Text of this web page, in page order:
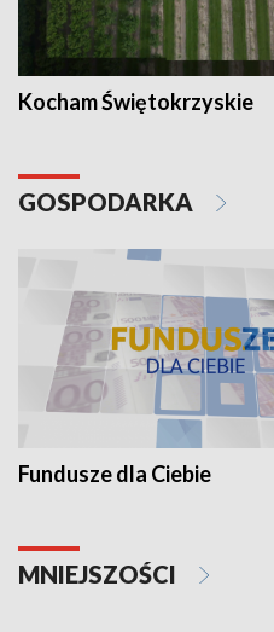
Kocham Świętokrzyskie
GOSPODARKA
Fundusze dla Ciebie
MNIEJSZOŚCI